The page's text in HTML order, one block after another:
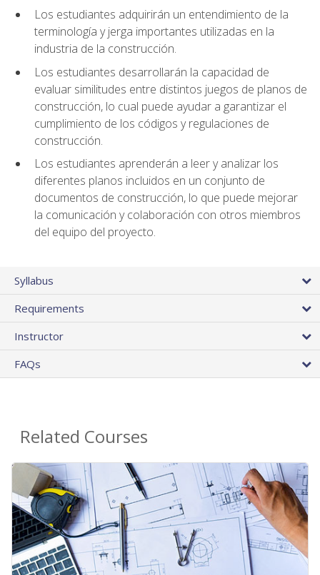
Los estudiantes adquirirán un entendimiento de la
terminología y jerga importantes utilizadas en la
industria de la construcción.
Los estudiantes desarrollarán la capacidad de
evaluar similitudes entre distintos juegos de planos de
construcción, lo cual puede ayudar a garantizar el
cumplimiento de los códigos y regulaciones de
construcción.
Los estudiantes aprenderán a leer y analizar los
diferentes planos incluidos en un conjunto de
documentos de construcción, lo que puede mejorar
la comunicación y colaboración con otros miembros
del equipo del proyecto.
Syllabus
Requirements
Instructor
FAQs
Related Courses